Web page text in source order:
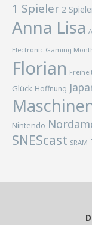
1 Spieler 2
Anna Lisa
Electronic Gaming
Florian
Glück Hoffnung
Nintendo
SNEScast SRAM